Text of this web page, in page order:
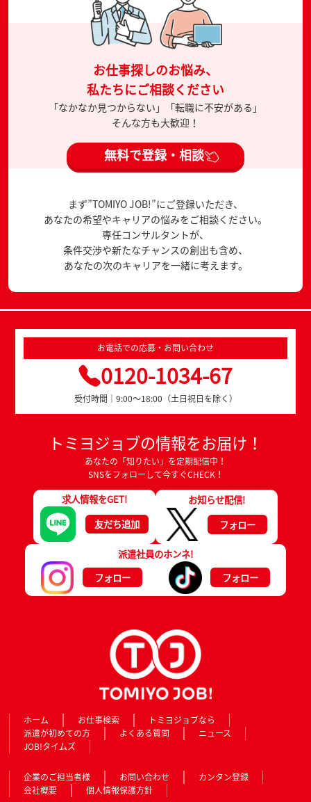
お仕事探しのお悩み、
私たちにご相談ください
「なかなか見つからない」「転職に不安がある」
そんな方も大歓迎！
無料で登録・相談
まず”TOMIYO JOB!”にご登録いただき、
あなたの希望やキャリアの悩みをご相談ください。
専任コンサルタントが、
条件交渉や新たなチャンスの創出も含め、
あなたの次のキャリアを一緒に考えます。
お電話での応募・お問い合わせ
0120-1034-67
受付時間｜9:00～18:00（土日祝日を除く）
トミヨジョブの情報をお届け！
あなたの「知りたい」を定期配信中！
SNSをフォローして今すぐCHECK！
求人情報をGET!
友だち追加
お知らせ配信!
フォロー
派遣社員のホンネ!
フォロー
フォロー
ホーム お仕事検索
トミヨジョブなら
派遣が初めての方
よくある質問
ニュース
JOB!タイムズ
企業のご担当者様 お問い合わせ
カンタン登録
会社概要
個人情報保護方針